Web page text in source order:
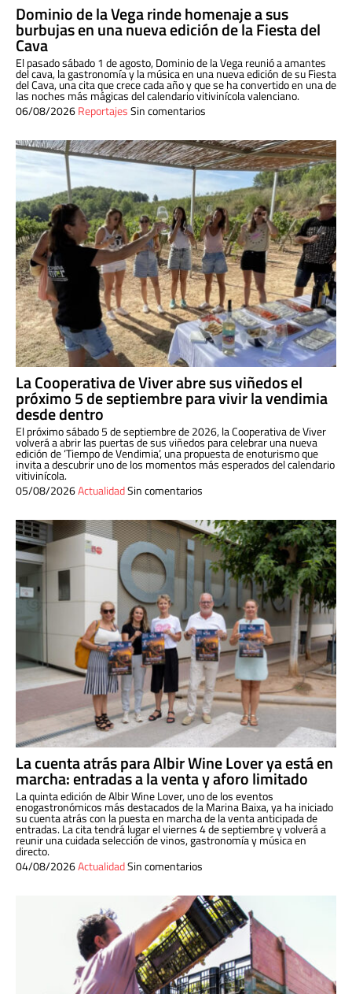
Dominio de la Vega rinde homenaje a sus
burbujas en una nueva edición de la Fiesta del
Cava
El pasado sábado 1 de agosto, Dominio de la Vega reunió a amantes
del cava, la gastronomía y la música en una nueva edición de su Fiesta
del Cava, una cita que crece cada año y que se ha convertido en una de
las noches más mágicas del calendario vitivinícola valenciano.
06/08/2026ReportajesSin comentarios
La Cooperativa de Viver abre sus viñedos el
próximo 5 de septiembre para vivir la vendimia
desde dentro
El próximo sábado 5 de septiembre de 2026, la Cooperativa de Viver
volverá a abrir las puertas de sus viñedos para celebrar una nueva
edición de ‘Tiempo de Vendimia’, una propuesta de enoturismo que
invita a descubrir uno de los momentos más esperados del calendario
vitivinícola.
05/08/2026ActualidadSin comentarios
La cuenta atrás para Albir Wine Lover ya está en
marcha: entradas a la venta y aforo limitado
La quinta edición de Albir Wine Lover, uno de los eventos
enogastronómicos más destacados de la Marina Baixa, ya ha iniciado
su cuenta atrás con la puesta en marcha de la venta anticipada de
entradas. La cita tendrá lugar el viernes 4 de septiembre y volverá a
reunir una cuidada selección de vinos, gastronomía y música en
directo.
04/08/2026ActualidadSin comentarios